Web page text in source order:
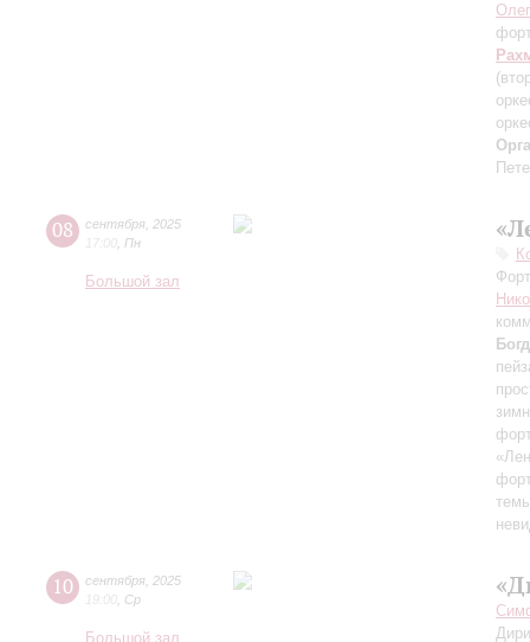
08 сентября 2025
17:00 Пн
Большой зал
10 сентября 2025
19:00 Ср
Большой зал